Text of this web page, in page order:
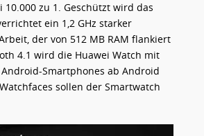
zu 1. Geschützt wird das
ein 1,2 GHz starker
der von 512 MB RAM flankiert
4.1 wird die Huawei Watch mit
Smartphones ab Android
sollen der Smartwatch